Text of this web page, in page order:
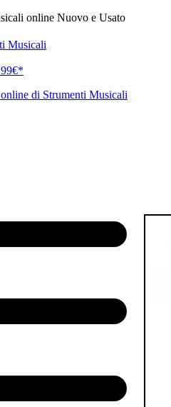
online Nuovo e Usato
Musicali